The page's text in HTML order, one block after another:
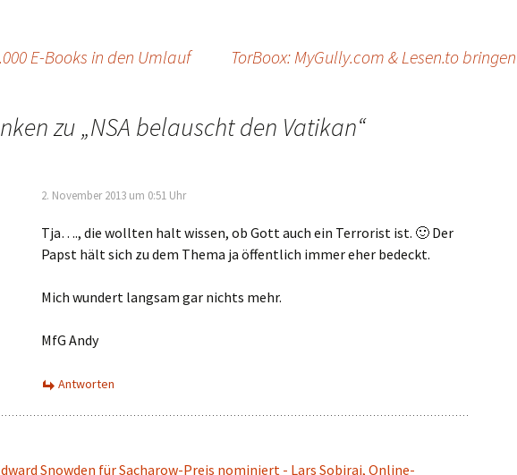
E-Books in den Umlauf TorBoox: MyGully.com & Lesen.to
zu „NSA belauscht den Vatikan“
2. November 2013 um 0:51 Uhr
Tja…., die wollten halt wissen, ob Gott auch ein Terrorist ist. 🙂 Der
Papst hält sich zu dem Thema ja öffentlich immer eher bedeckt.
Mich wundert langsam gar nichts mehr.
MfG Andy
Antworten
Snowden für Sacharow-Preis nominiert - Lars Sobiraj, Online-